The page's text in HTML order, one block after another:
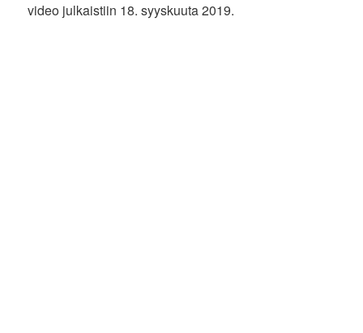
video julkaistiin 18. syyskuuta 2019.